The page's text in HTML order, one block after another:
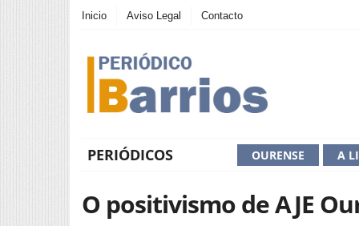
Inicio Aviso Legal Contacto
PERIÓDICOS A
OURENSE
O positivismo de AJE